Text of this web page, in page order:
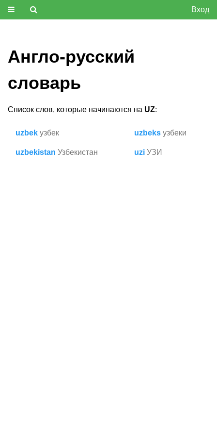
Вход
Англо-русский
словарь
Список слов, которые начинаются на UZ:
uzbek узбек uzbeks узбеки
uzbekistan Узбекистан uzi УЗИ